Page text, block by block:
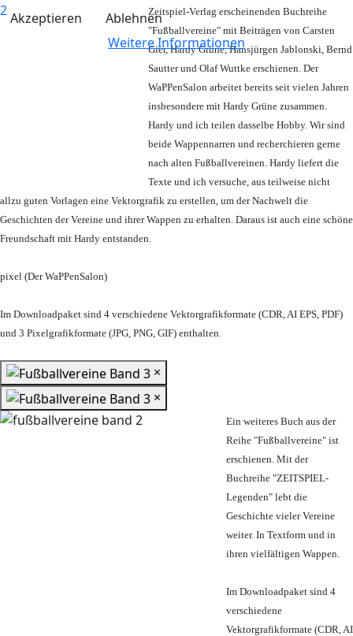
Akzeptieren
Ablehnen
Weitere Informationen
Zeitspiel-Verlag erscheinenden Buchreihe
"Fußballvereine" mit Beiträgen von Carsten
Gier, Hardy Grüne, Hansjürgen Jablonski, Bernd
Sautter und Olaf Wuttke erschienen. Der
WaPPenSalon arbeitet bereits seit vielen Jahren
insbesondere mit Hardy Grüne zusammen.
Hardy und ich teilen dasselbe Hobby. Wir sind
beide Wappennarren und recherchieren gerne
nach alten Fußballvereinen. Hardy liefert die
Texte und ich versuche, aus teilweise nicht
allzu guten Vorlagen eine Vektorgrafik zu erstellen, um der Nachwelt die
Geschichten der Vereine und ihrer Wappen zu erhalten. Daraus ist auch eine schöne
Freundschaft mit Hardy entstanden.
pixel (Der WaPPenSalon)
Im Downloadpaket sind 4 verschiedene Vektorgrafikformate (CDR, AI EPS, PDF)
und 3 Pixelgrafikformate (JPG, PNG, GIF) enthalten.
×
×
Ein weiteres Buch aus der
Reihe "Fußballvereine" ist
erschienen. Mit der
Buchreihe "ZEITSPIEL-
Legenden" lebt die
Geschichte vieler Vereine
weiter. In Textform und in
ihren vielfältigen Wappen.
Im Downloadpaket sind 4
verschiedene
Vektorgrafikformate (CDR, AI